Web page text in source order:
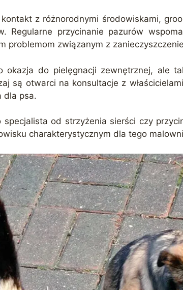
z różnorodnymi środowiskami,
przycinanie pazurów
problemom związanym z
do pielęgnacji zewnętrznej, ale
są otwarci na konsultacje z
dla psa.
od strzyżenia sierści czy
charakterystycznym dla tego